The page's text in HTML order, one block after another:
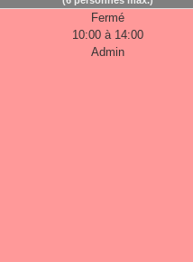
Fermé
10:00 à 14:00
Admin